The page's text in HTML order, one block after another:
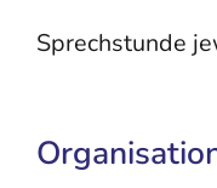
Sprechstunde